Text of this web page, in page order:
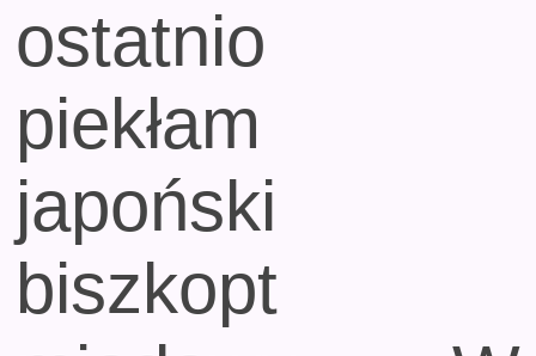
ostatnio
piekłam
japoński
biszkopt